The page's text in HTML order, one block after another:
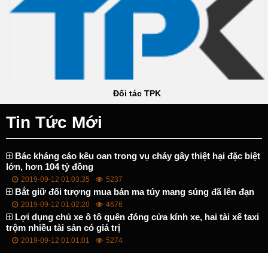
Đối tác TPK
Tin Tức Mới
Bác kháng cáo kêu oan trong vụ cháy gây thiệt hại đặc biệt
lớn, hơn 104 tỷ đồng
2019-09-12 01:03:35 5237
Bắt giữ đối tượng mua bán ma túy mang súng đã lên đạn
2019-09-12 01:02:20 4676
Lợi dụng chủ xe ô tô quên đóng cửa kính xe, hai tài xế taxi
trộm nhiều tài sản có giá trị
2019-09-12 01:01:01 5274